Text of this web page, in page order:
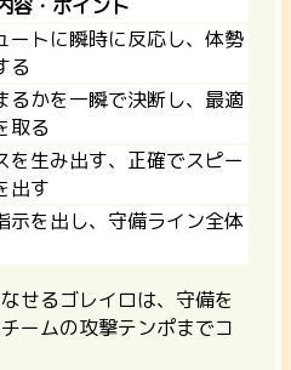
容・ポイント
ートに瞬時に反応し、体勢
る
るかを一瞬で決断し、最適
取る
を生み出す、正確でスピー
出す
示を出し、守備ライン全体
せるゴレイロは、守備を
ームの攻撃テンポまでコ